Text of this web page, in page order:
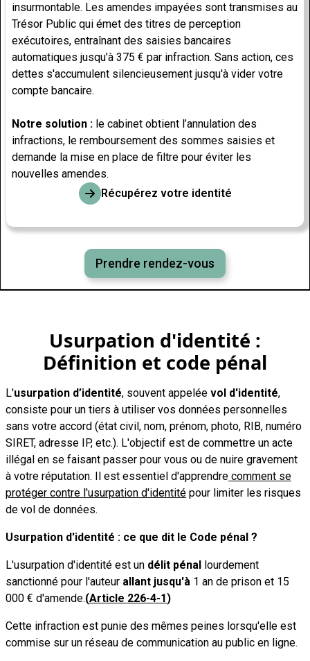
insurmontable. Les amendes impayées sont transmises au
Trésor Public qui émet des titres de perception
exécutoires, entraînant des saisies bancaires
automatiques jusqu’à 375 € par infraction. Sans action, ces
dettes s'accumulent silencieusement jusqu'à vider votre
compte bancaire.
Notre solution : le cabinet obtient l’annulation des
infractions, le remboursement des sommes saisies et
demande la mise en place de filtre pour éviter les
nouvelles amendes.
Récupérez votre identité
Prendre rendez-vous
Usurpation d'identité :
Définition et code pénal
L'usurpation d’identité, souvent appelée vol d'identité,
consiste pour un tiers à utiliser vos données personnelles
sans votre accord (état civil, nom, prénom, photo, RIB, numéro
SIRET, adresse IP, etc.). L'objectif est de commettre un acte
illégal en se faisant passer pour vous ou de nuire gravement
à votre réputation. Il est essentiel d'apprendre comment se
protéger contre l'usurpation d'identité pour limiter les risques
de vol de données.
Usurpation d'identité : ce que dit le Code pénal ?
L'usurpation d'identité est un délit pénal lourdement
sanctionné pour l'auteur allant jusqu'à 1 an de prison et 15
000 € d'amende.(Article 226-4-1)
Cette infraction est punie des mêmes peines lorsqu'elle est
commise sur un réseau de communication au public en ligne.